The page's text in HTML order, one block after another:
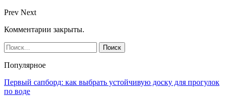
Prev Next
Комментарии закрыты.
Популярное
Первый сапборд: как выбрать устойчивую доску для прогулок
по воде